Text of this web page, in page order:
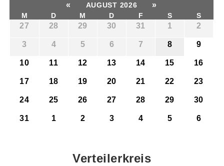
« AUGUST 2026 »
M D M D F S S
27 28 29 30 31 1 2
3 4 5 6 7 8 9
10 11 12 13 14 15 16
17 18 19 20 21 22 23
24 25 26 27 28 29 30
31 1 2 3 4 5 6
Verteilerkreis